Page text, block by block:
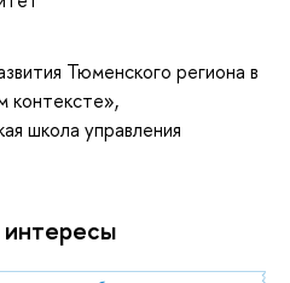
Тюменского региона в
контексте»,
школа управления